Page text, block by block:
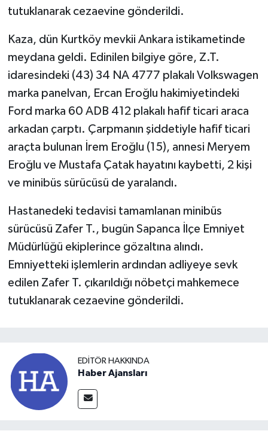
tutuklanarak cezaevine gönderildi.
Kaza, dün Kurtköy mevkii Ankara istikametinde
meydana geldi. Edinilen bilgiye göre, Z.T.
idaresindeki (43) 34 NA 4777 plakalı Volkswagen
marka panelvan, Ercan Eroğlu hakimiyetindeki
Ford marka 60 ADB 412 plakalı hafif ticari araca
arkadan çarptı. Çarpmanın şiddetiyle hafif ticari
araçta bulunan İrem Eroğlu (15), annesi Meryem
Eroğlu ve Mustafa Çatak hayatını kaybetti, 2 kişi
ve minibüs sürücüsü de yaralandı.
Hastanedeki tedavisi tamamlanan minibüs
sürücüsü Zafer T., bugün Sapanca İlçe Emniyet
Müdürlüğü ekiplerince gözaltına alındı.
Emniyetteki işlemlerin ardından adliyeye sevk
edilen Zafer T. çıkarıldığı nöbetçi mahkemece
tutuklanarak cezaevine gönderildi.
EDITÖR HAKKINDA
Haber Ajansları